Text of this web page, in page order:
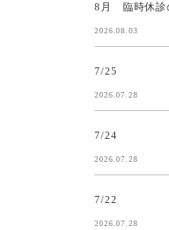
8月 臨時休診
2026.08.03
7/25
2026.07.28
7/24
2026.07.28
7/22
2026.07.28